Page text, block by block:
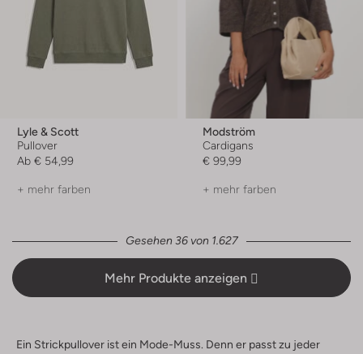
Lyle & Scott
Pullover
Ab € 54,99
+ mehr farben
Modström
Cardigans
€ 99,99
+ mehr farben
Gesehen 36 von 1.627
Mehr Produkte anzeigen
Ein Strickpullover ist ein Mode-Muss. Denn er passt zu jeder